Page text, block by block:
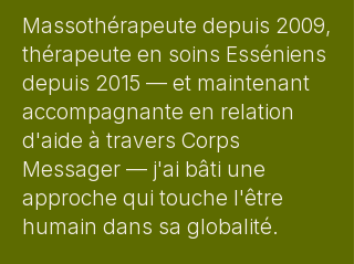
Massothérapeute depuis 2009,
thérapeute en soins Esséniens
depuis 2015 — et maintenant
accompagnante en relation
d'aide à travers Corps
Messager — j'ai bâti une
approche qui touche l'être
humain dans sa globalité.